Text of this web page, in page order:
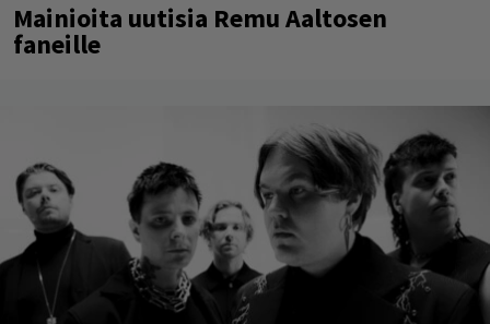
Mainioita uutisia Remu Aaltosen
faneille